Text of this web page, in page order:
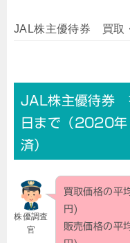
JAL株主優待券 買取
JAL株主優待券
日まで（2020
済）
株優調査
官
買取価格の平
円)
販売価格の平